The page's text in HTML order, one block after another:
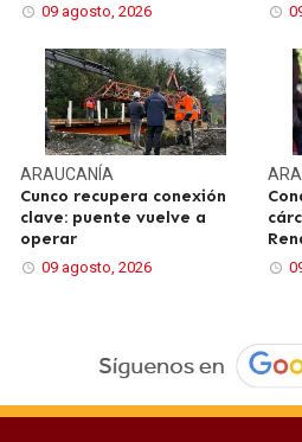
09 agosto, 2026
ARAUCANÍA
Cunco recupera conexión
clave: puente vuelve a
operar
09 agosto, 2026